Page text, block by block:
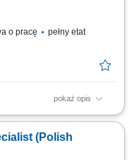
o pracę
pełny etat
pokaż opis
języku angielskim
i pomoc w
podstawowych
(Polish